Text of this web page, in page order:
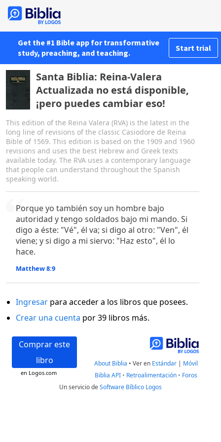
Get the #1 Bible app for transformative
study, preaching, and teaching.
Start trial
Santa Biblia: Reina-Valera
Actualizada no está disponible,
¡pero puedes cambiar eso!
This edition of the Reina Valera (RVA) is the latest in the
long line of revisions of the classic Casiodore de Reina
Bible of 1569. This edition is based on the 1909 and 1960
revisions and uses the best Hebrew and Greek texts
available today. The RVA uses a contemporary language
that people can understand throughout the Spanish
speaking world.
Porque yo también soy un hombre bajo
autoridad y tengo soldados bajo mi mando. Si
digo a éste: "Vé", él va; si digo al otro: "Ven", él
viene; y si digo a mi siervo: "Haz esto", él lo
hace.
Matthew 8:9
Ingresar para acceder a los libros que posees.
Crear una cuenta por 39 libros más.
Comprar este
libro
en Logos.com
About Biblia • Ver en Estándar | Móvil
Biblia API • Retroalimentación • Foros
Un servicio deSoftware Bíblico Logos